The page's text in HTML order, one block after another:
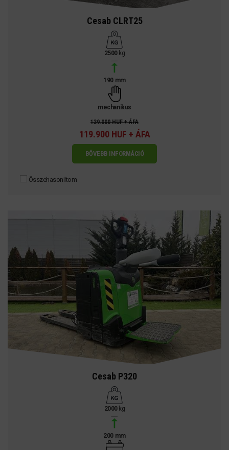
Cesab CLRT25
2500kg
190 mm
mechanikus
139.000 HUF + ÁFA
119.900 HUF + ÁFA
BŐVEBB INFORMÁCIÓ
Összehasonlítom
Cesab P320
2000kg
200 mm